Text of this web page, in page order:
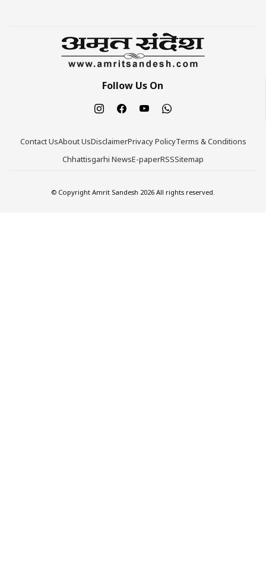
Follow Us On
Contact UsAbout UsDisclaimerPrivacy PolicyTerms & Conditions
Chhattisgarhi NewsE-paperRSSSitemap
© Copyright Amrit Sandesh 2026 All rights reserved.